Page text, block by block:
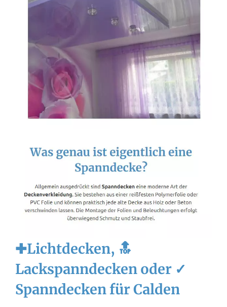
✚Lichtdecken, 🔝
Lackspanndecken oder ✓
Spanndecken für Calden